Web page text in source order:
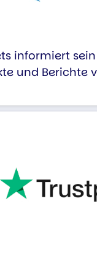
informiert
und Berichte